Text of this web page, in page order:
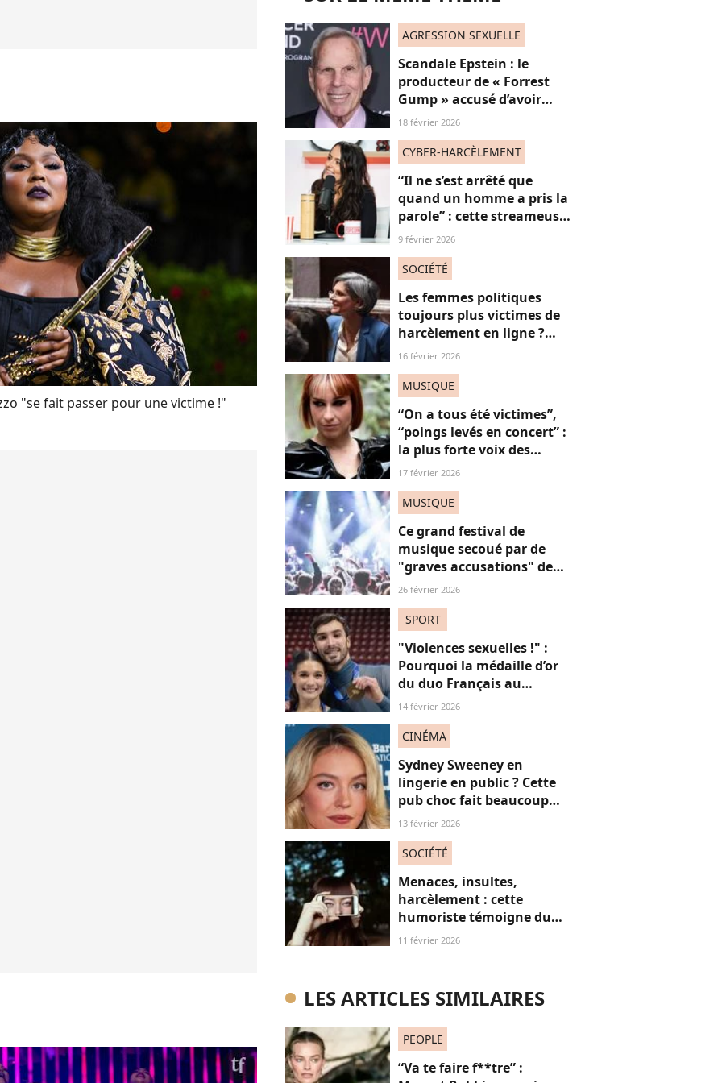
"se fait passer pour une victime !"
AGRESSION SEXUELLE
Scandale Epstein : le
producteur de « Forrest
Gump » accusé d’avoir
sexuellement agressé une
18 février 2026
CYBER-HARCÈLEMENT
“Il ne s’est arrêté que
quand un homme a pris la
parole” : cette streameuse
revient sur le harcèlement
(encore) victime
9 février 2026
SOCIÉTÉ
Les femmes politiques
toujours plus victimes de
harcèlement en ligne ?
Une étude interroge ce
16 février 2026
MUSIQUE
“On a tous été victimes”,
“poings levés en concert” :
la plus forte voix des
Victoires de la Musique
chanson “Je t’accuse”
17 février 2026
MUSIQUE
Ce grand festival de
musique secoué par de
"graves accusations" de
violences sexistes et
26 février 2026
SPORT
"Violences sexuelles !" :
Pourquoi la médaille d’or
du duo Français au
patinage aux JO fait
14 février 2026
CINÉMA
Sydney Sweeney en
lingerie en public ? Cette
pub choc fait beaucoup
(trop ?) réagir
13 février 2026
SOCIÉTÉ
Menaces, insultes,
harcèlement : cette
humoriste témoigne du
sort des femmes sur les
11 février 2026
LES ARTICLES SIMILAIRES
PEOPLE
“Va te faire f**tre” :